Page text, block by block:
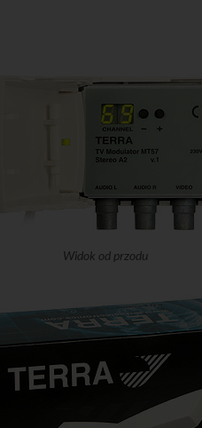
Widok od przodu